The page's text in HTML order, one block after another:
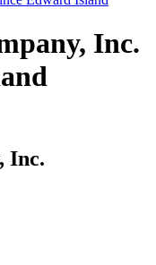
Inc.
Inc.